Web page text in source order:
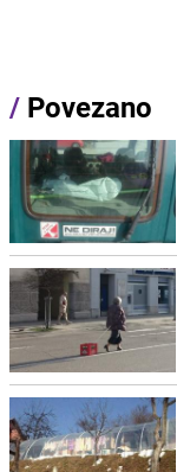
/ Povezano